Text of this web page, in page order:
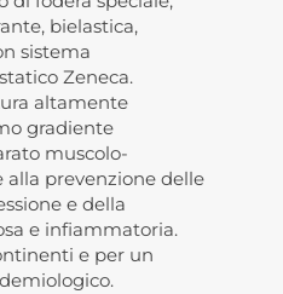
bielastica,
sistema
Zeneca.
altamente
gradiente
muscolo-
alla prevenzione delle
e della
e infiammatoria.
e per un